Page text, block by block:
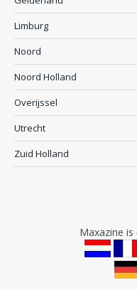
Limburg
Noord
Noord Holland
Overijssel
Utrecht
Zuid Holland
Maxazine